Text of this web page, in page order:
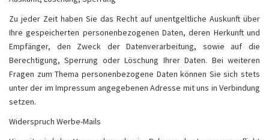
Zu jeder Zeit haben Sie das Recht auf unentgeltliche Auskunft über
Ihre gespeicherten personenbezogenen Daten, deren Herkunft und
Empfänger, den Zweck der Datenverarbeitung, sowie auf die
Berechtigung, Sperrung oder Löschung Ihrer Daten. Bei weiteren
Fragen zum Thema personenbezogene Daten können Sie sich stets
unter der im Impressum angegebenen Adresse mit uns in Verbindung
setzen.
Widerspruch Werbe-Mails